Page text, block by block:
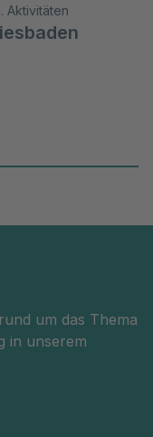
Aktivitäten
um das Thema
in unserem